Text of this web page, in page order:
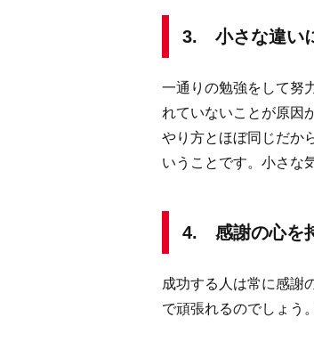
3. 小さな違い
一通りの勉強をして努
れていないことが原因
やり方とほぼ同じだか
いうことです。小さな
4. 感謝の心を
成功する人は常に感謝
で頑張れるのでしょう